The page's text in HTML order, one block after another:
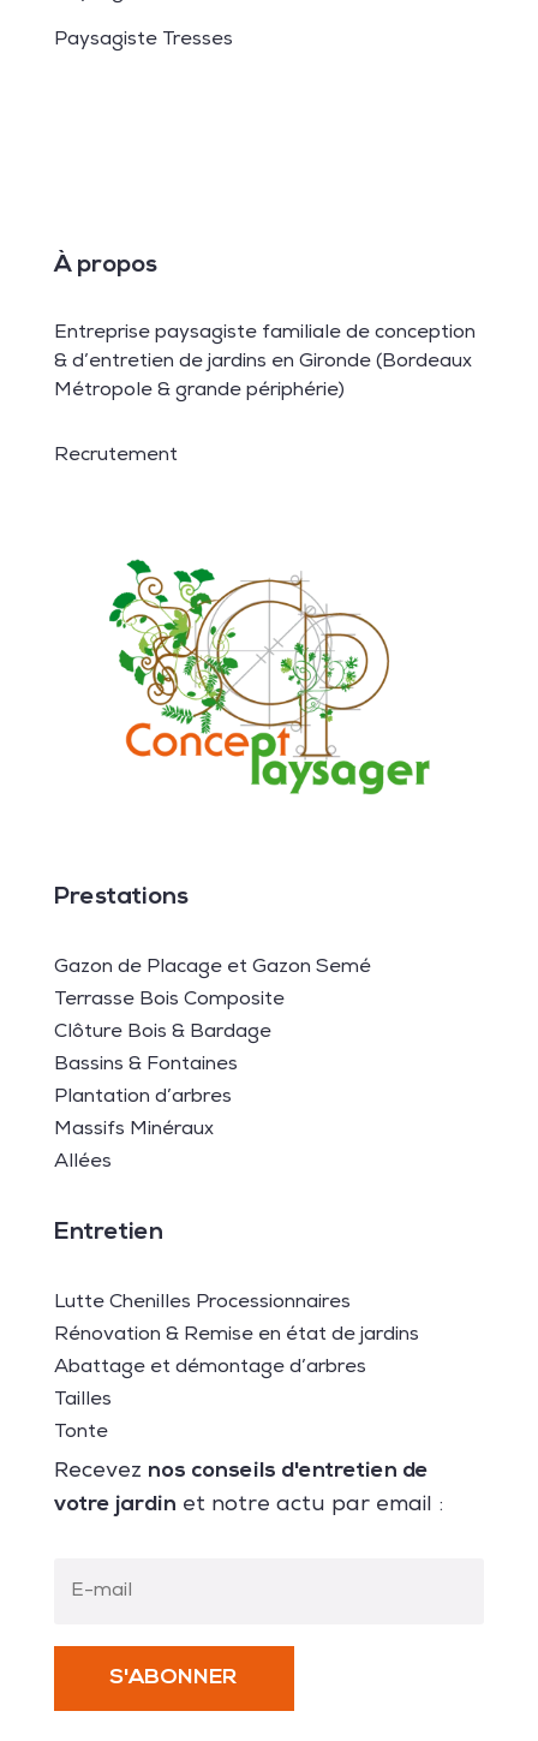
Paysagiste Tresses
À propos
Entreprise paysagiste familiale de conception
& d’entretien de jardins en Gironde (Bordeaux
Métropole & grande périphérie)
Recrutement
Prestations
Gazon de Placage et Gazon Semé
Terrasse Bois Composite
Clôture Bois & Bardage
Bassins & Fontaines
Plantation d’arbres
Massifs Minéraux
Allées
Entretien
Lutte Chenilles Processionnaires
Rénovation & Remise en état de jardins
Abattage et démontage d’arbres
Tailles
Tonte
Recevez nos conseils d'entretien de
votre jardin et notre actu par email :
S'ABONNER